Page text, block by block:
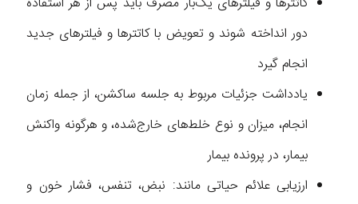
دور انداخته شوند و تعویض با کاتترها و فیلترهای جدید
انجام گیرد
یادداشت جزئیات مربوط به جلسه ساکشن، از جمله زمان
انجام، میزان و نوع خلط‌های خارج‌شده، و هرگونه واکنش
بیمار، در پرونده بیمار
ارزیابی علائم حیاتی مانند: نبض، تنفس، فشار خون و